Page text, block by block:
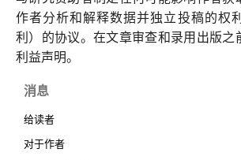
作者分析和解释数据并独立投稿的权
利）的协议。在文章审查和录用出版之
利益声明。
消息
给读者
对于作者